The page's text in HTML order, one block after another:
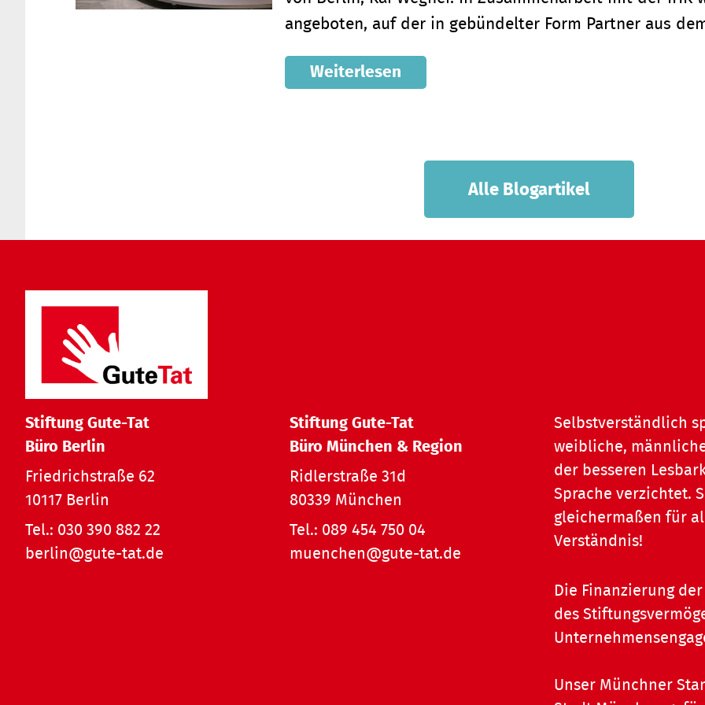
angeboten, auf der in gebündelter Form Partner aus
Weiterlesen
Alle Blogartikel
Stiftung Gute-Tat
Büro Berlin
Friedrichstraße 62
10117 Berlin
Tel.: 030 390 882 22
berlin@gute-tat.de
Stiftung Gute-Tat
Büro München & Region
Ridlerstraße 31d
80339 München
Tel.: 089 454 750 04
muenchen@gute-tat.de
Selbstverständlich
weibliche,
der besseren
Sprache verzichtet.
gleichermaßen für
Verständnis!
Die Finanzierung
des
Unser Münchner